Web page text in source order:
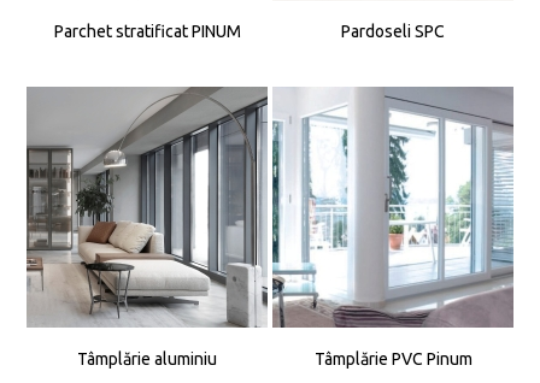
Parchet stratificat PINUM Pardoseli SPC
Tâmplărie aluminiu Tâmplărie PVC Pinum